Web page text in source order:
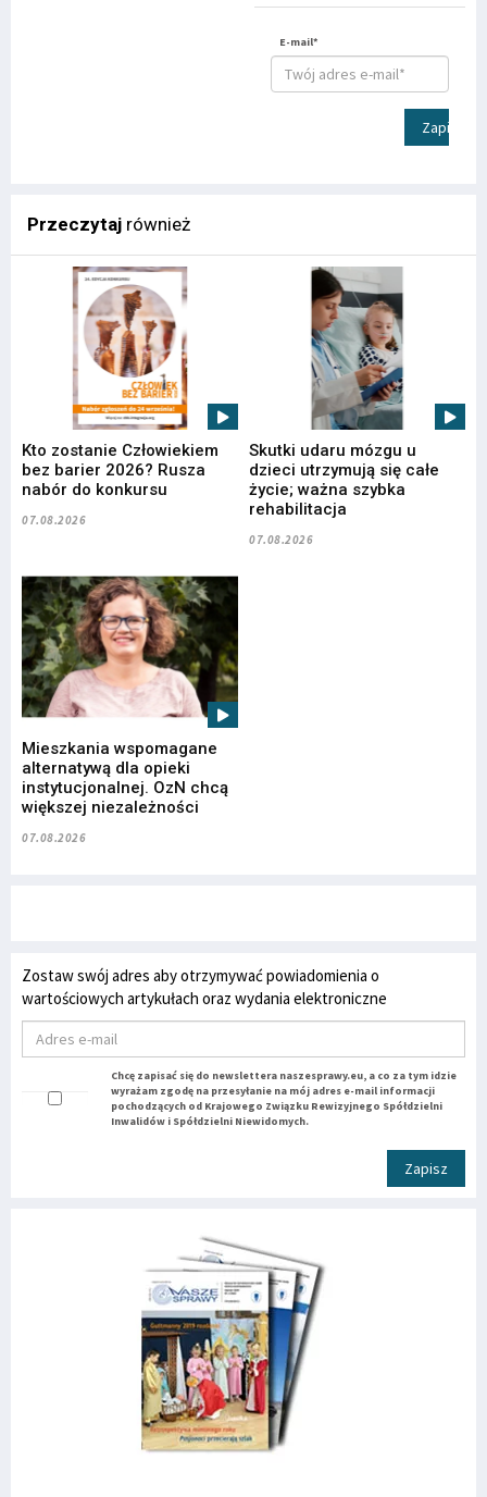
E-mail*
Zapisz
Przeczytaj również
Kto zostanie Człowiekiem
bez barier 2026? Rusza
nabór do konkursu
07.08.2026
Skutki udaru mózgu u
dzieci utrzymują się całe
życie; ważna szybka
rehabilitacja
07.08.2026
Mieszkania wspomagane
alternatywą dla opieki
instytucjonalnej. OzN chcą
większej niezależności
07.08.2026
Zostaw swój adres aby otrzymywać powiadomienia o
wartościowych artykułach oraz wydania elektroniczne
Chcę zapisać się do newslettera naszesprawy.eu, a co za tym idzie
wyrażam zgodę na przesyłanie na mój adres e-mail informacji
pochodzących od Krajowego Związku Rewizyjnego Spółdzielni
Inwalidów i Spółdzielni Niewidomych.
Zapisz